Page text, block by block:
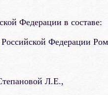
Федерации в составе:
Российской Федерации
Л.Е.,